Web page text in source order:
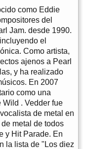
como Eddie
del
Jam. desde 1990.
el
Como artista,
ajenos a Pearl
y ha realizado
En 2007
como una
Wild . Vedder fue
de metal en
metal de todos
y Hit Parade. En
la lista de "Los diez